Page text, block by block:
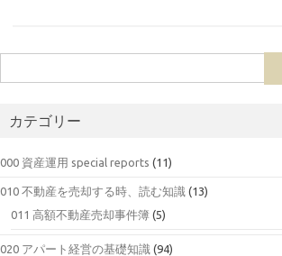
カテゴリー
000 資産運用 special reports (11)
010 不動産を売却する時、読む知識 (13)
011 高額不動産売却事件簿 (5)
020 アパート経営の基礎知識 (94)